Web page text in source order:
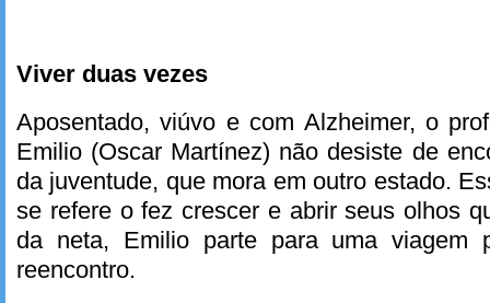
Viver duas vezes
Aposentado, viúvo e com Alzheimer, o
Emilio (Oscar Martínez) não desiste de
da juventude, que mora em outro estado.
se refere o fez crescer e abrir seus olhos
da neta, Emilio parte para uma viagem
reencontro.